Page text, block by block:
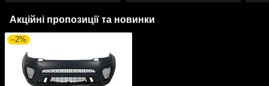
Акційні пропозиції та новинки
–2%